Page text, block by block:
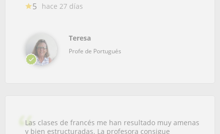
5 hace 27 días
Teresa
Profe de Portugués
Las clases de francés me han resultado muy amenas
y bien estructuradas. La profesora consigue